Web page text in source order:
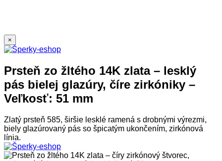
×
Prsteň zo žltého 14K zlata – lesklý
pás bielej glazúry, číre zirkóniky –
Veľkosť: 51 mm
Zlatý prsteň 585, širšie lesklé ramená s drobnými výrezmi,
biely glazúrovaný pás so špicatým ukončením, zirkónová
línia.